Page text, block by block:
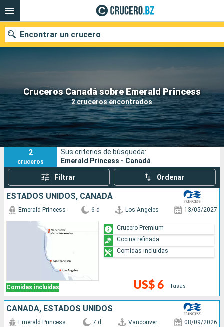
Cruceros Canadá sobre Emerald Princess
2 cruceros encontrados
Encontrar un crucero
Nuestros destinos
Fecha de salida
Puertos Compañías
Buscar
2
cruceros
Sus criterios de búsqueda:
Emerald Princess - Canadá
Filtrar Ordenar
ESTADOS UNIDOS, CANADÁ
Comidas incluidas
Emerald Princess 6 d Los Angeles 13/05/2027
US$ 6 +Tasas
Crucero Premium
Cocina refinada
Comidas incluidas
CANADÁ, ESTADOS UNIDOS
Emerald Princess 7 d Vancouver 08/09/2026